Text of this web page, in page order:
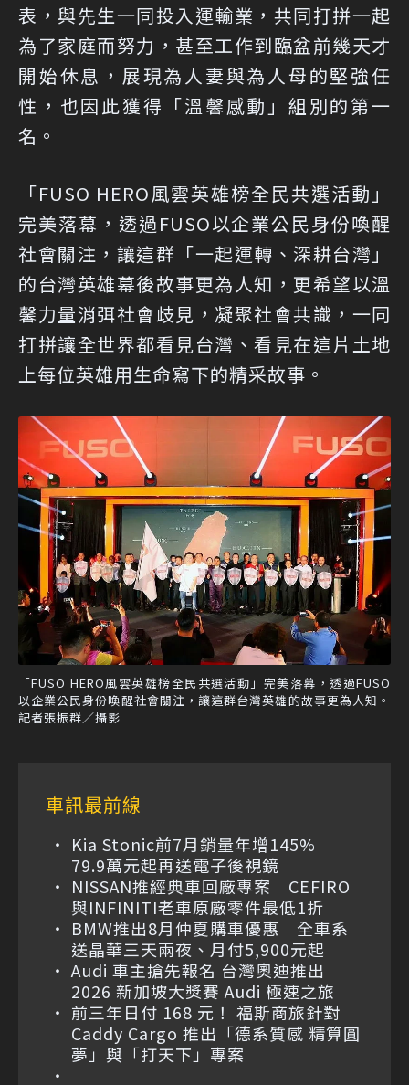
表，與先生一同投入運輸業，共同打拼一起
為了家庭而努力，甚至工作到臨盆前幾天才
開始休息，展現為人妻與為人母的堅強任
性，也因此獲得「溫馨感動」組別的第一
名。
「FUSO HERO風雲英雄榜全民共選活動」
完美落幕，透過FUSO以企業公民身份喚醒
社會關注，讓這群「一起運轉、深耕台灣」
的台灣英雄幕後故事更為人知，更希望以溫
馨力量消弭社會歧見，凝聚社會共識，一同
打拼讓全世界都看見台灣、看見在這片土地
上每位英雄用生命寫下的精采故事。
「FUSO HERO風雲英雄榜全民共選活動」完美落幕，透過FUSO
以企業公民身份喚醒社會關注，讓這群台灣英雄的故事更為人知。
記者張振群／攝影
車訊最前線
Kia Stonic前7月銷量年增145%
79.9萬元起再送電子後視鏡
NISSAN推經典車回廠專案 CEFIRO
與INFINITI老車原廠零件最低1折
BMW推出8月仲夏購車優惠 全車系
送晶華三天兩夜、月付5,900元起
Audi 車主搶先報名 台灣奧迪推出
2026 新加坡大獎賽 Audi 極速之旅
前三年日付 168 元！ 福斯商旅針對
Caddy Cargo 推出「德系質感 精算圓
夢」與「打天下」專案